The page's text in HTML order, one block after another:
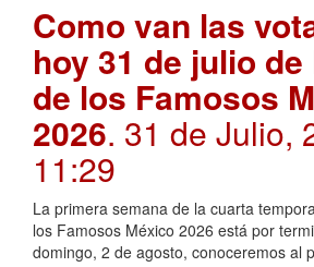
Como van las
hoy 31 de julio de
de los Famosos
2026. 31 de Julio,
11:29
La primera semana de la cuarta
los Famosos México 2026 está por
domingo, 2 de agosto, conoceremos al